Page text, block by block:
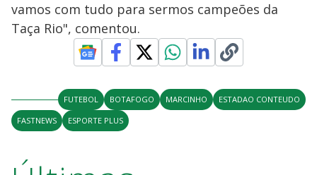
vamos com tudo para sermos campeões da
Taça Rio", comentou.
FUTEBOL BOTAFOGO MARCINHO
ESTADAO CONTEUDO
FASTNEWS
ESPORTE PLUS